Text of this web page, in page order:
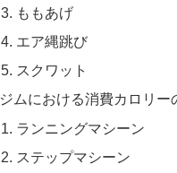
ももあげ
エア縄跳び
スクワット
ジムにおける消費カロリ
ランニングマシーン
ステップマシーン